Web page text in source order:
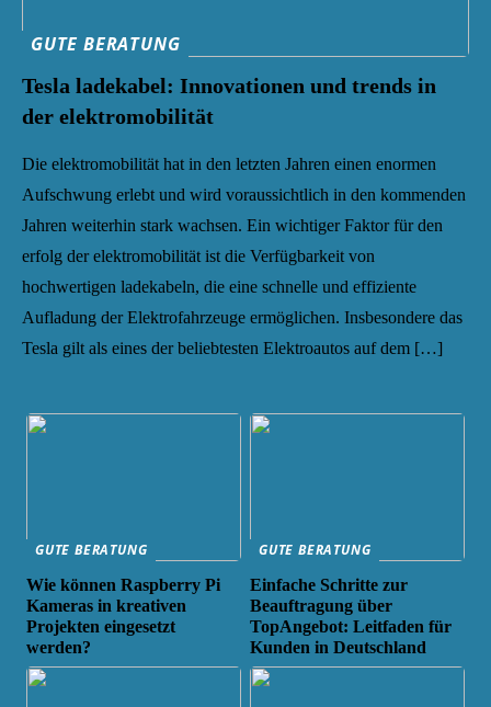
GUTE BERATUNG
Tesla ladekabel: Innovationen und trends in
der elektromobilität
Die elektromobilität hat in den letzten Jahren einen enormen
Aufschwung erlebt und wird voraussichtlich in den kommenden
Jahren weiterhin stark wachsen. Ein wichtiger Faktor für den
erfolg der elektromobilität ist die Verfügbarkeit von
hochwertigen ladekabeln, die eine schnelle und effiziente
Aufladung der Elektrofahrzeuge ermöglichen. Insbesondere das
Tesla gilt als eines der beliebtesten Elektroautos auf dem […]
GUTE BERATUNG
Wie können Raspberry Pi
Kameras in kreativen
Projekten eingesetzt
werden?
GUTE BERATUNG
Einfache Schritte zur
Beauftragung über
TopAngebot: Leitfaden für
Kunden in Deutschland